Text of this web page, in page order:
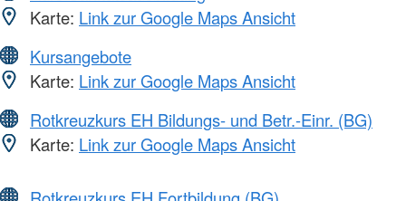
Karte: Link zur Google Maps Ansicht
Kursangebote
Karte: Link zur Google Maps Ansicht
Rotkreuzkurs EH Bildungs- und Betr.-Einr. (BG)
Karte: Link zur Google Maps Ansicht